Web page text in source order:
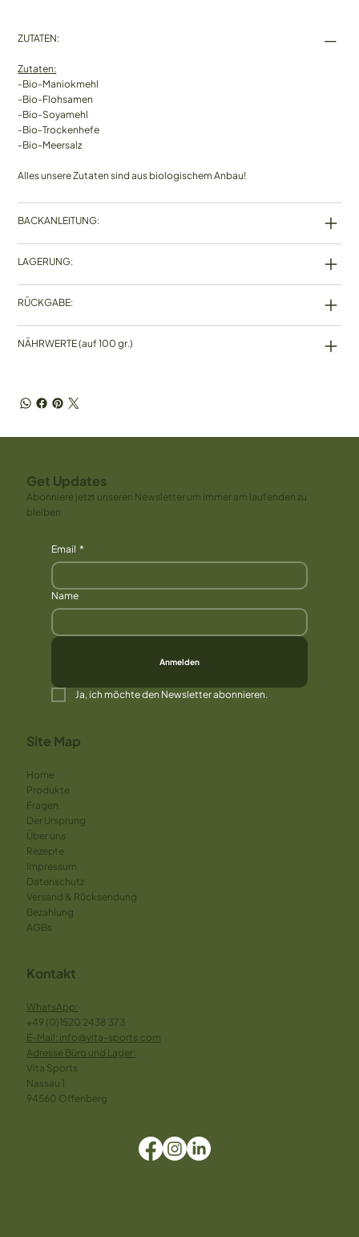
ZUTATEN:
Zutaten:
-Bio-Maniokmehl
-Bio-Flohsamen
-Bio-Soyamehl
-Bio-Trockenhefe
-Bio-Meersalz
Alles unsere Zutaten sind aus biologischem Anbau!
BACKANLEITUNG:
LAGERUNG:
RÜCKGABE:
NÄHRWERTE (auf 100 gr.)
Site Map
Home
Produkte
Fragen
Der Ursprung
Über uns
Rezepte
Impressum
Datenschutz
Versand & Rücksendung
Bezahlung
AGBs
Get Updates
Abonniere jetzt unseren Newsletter um immer am laufenden zu
bleiben
Email *
Name
Anmelden
Ja, ich möchte den Newsletter abonnieren.
Kontakt
WhatsApp:
+49 (0)1520 2438 373
E-Mail: info@vita-sports.com
Adresse Büro und Lager:
Vita Sports
Nassau 1
94560 Offenberg